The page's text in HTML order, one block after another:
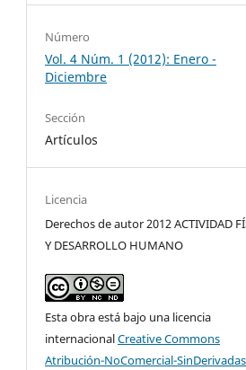
Número
Vol. 4 Núm. 1 (2012): Enero -
Diciembre
Sección
Artículos
Licencia
Derechos de autor 2012 ACTIVIDAD
Y DESARROLLO HUMANO
Esta obra está bajo una licencia
internacionalCreative Commons
Atribución-NoComercial-